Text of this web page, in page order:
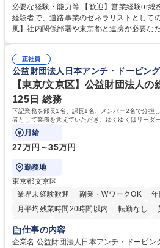
制度やキャリア支援が充実しております！ ※下記業務
管理部門：広報、人事、経理など当公社の
門：駐車場の新規開拓、管理運営、新宿駅
道路施設や道路工事現場の見学ツアー事業
へ配属。※業務内容変更の範囲：会社の定める業務 募集職種
ープ】総合職（事務）◇残業月平均9時間
必要な経験・能力等 【歓迎】営業経験or総
経験者で、道路事業のゼネラリストとして
風】社内関係部署や東京都と連携が必要な
部門など多岐に渡る業務を経験できます。
事業の他、新宿駅西口広場内に設置された
イン」の管理運営を行うなど、事業収益を
います。 学歴・資格 学歴：大学院 大学 高専 短大 専修学校 高校 語学力：
資格：
正社員
公益財団法人日本アンチ・ドーピン
【東京/文京区】公益財団法人の
125日 総務
下記業務を部長1名、課長1名、メンバー2名で分担
者として業務を覚えていただき、ゆくゆくはリーダ
躍いただくことを期待しています。
月給
27万円～35万円
勤務地
東京都文京区
業界未経験歓迎
副業・WワークOK
月平均残業時間20時間以内
転勤なし
賞与あり
育休あり
食事補助あり
仕事の内容
企業名 公益財団法人日本アンチ・ドーピング機構 求人名 【東